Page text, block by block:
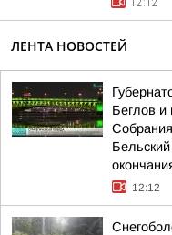
12:12
ЛЕНТА НОВОСТЕЙ
Беглов и
12:12